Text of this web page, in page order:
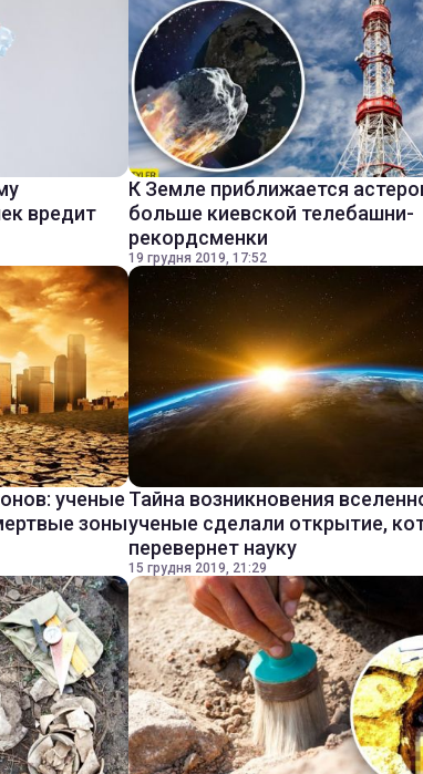
вредит
К Земле приближается
больше киевской телебашни-
рекордсменки
19 грудня 2019, 17:52
ученые
зоны
Тайна возникновения
ученые сделали открытие,
перевернет науку
15 грудня 2019, 21:29